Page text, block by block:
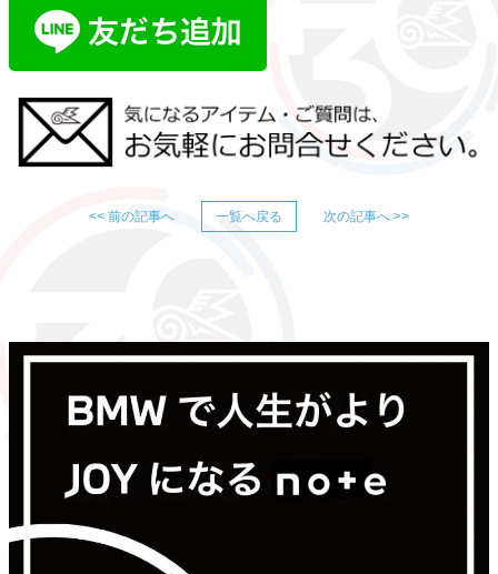
<< 前の記事へ 一覧へ戻る 次の記事へ >>